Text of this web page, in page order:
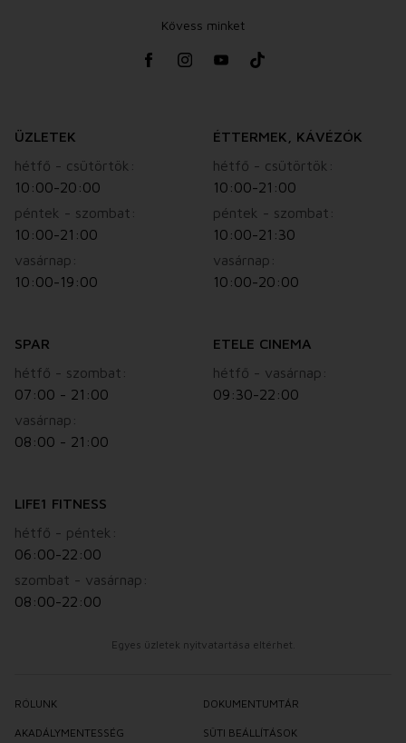
Kövess minket
ÜZLETEK
hétfő - csütörtök:
10:00-20:00
péntek - szombat:
10:00-21:00
vasárnap:
10:00-19:00
ÉTTERMEK, KÁVÉZÓK
hétfő - csütörtök:
10:00-21:00
péntek - szombat:
10:00-21:30
vasárnap:
10:00-20:00
SPAR
hétfő - szombat:
07:00 - 21:00
vasárnap:
08:00 - 21:00
ETELE CINEMA
hétfő - vasárnap:
09:30-22:00
LIFE1 FITNESS
hétfő - péntek:
06:00-22:00
szombat - vasárnap:
08:00-22:00
Egyes üzletek nyitvatartása eltérhet.
RÓLUNK DOKUMENTUMTÁR
AKADÁLYMENTESSÉG SÜTI BEÁLLÍTÁSOK